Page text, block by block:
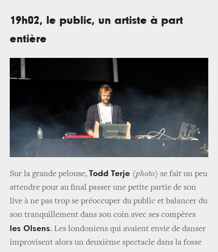
19h02, le public, un artiste à part
entière
Sur la grande pelouse, Todd Terje (photo) se fait un peu
attendre pour au final passer une petite partie de son
live à ne pas trop se préoccuper du public et balancer du
son tranquillement dans son coin avec ses compères
les Olsens. Les londoniens qui avaient envie de danser
improvisent alors un deuxième spectacle dans la fosse